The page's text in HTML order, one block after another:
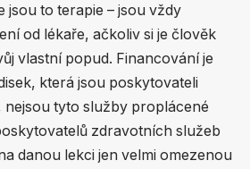
jsou to terapie – jsou vždy
od lékaře, ačkoliv si je člověk
vlastní popud. Financování je
která jsou poskytovateli
tyto služby proplácené
zdravotních služeb
danou lekci jen velmi omezenou